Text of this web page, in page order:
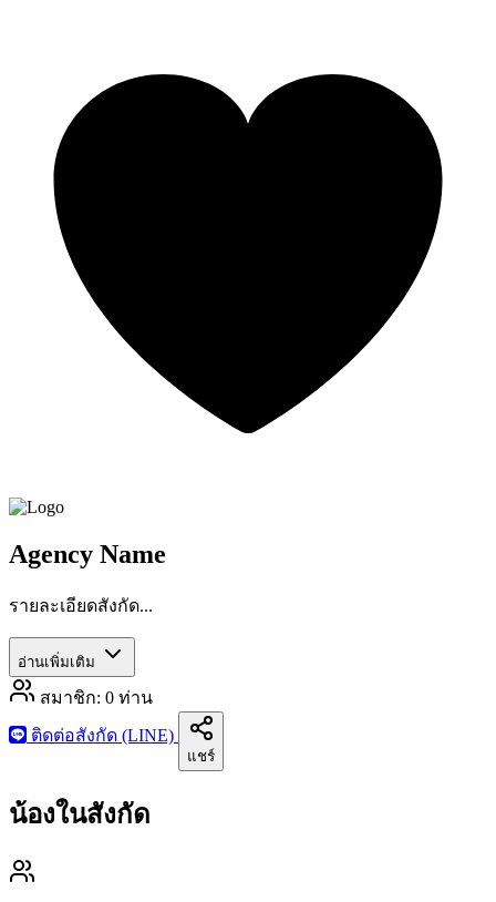
Agency Name
รายละเอียดสังกัด...
อ่านเพิ่มเติม
สมาชิก: 0 ท่าน
ติดต่อสังกัด (LINE)
แชร์
น้องในสังกัด